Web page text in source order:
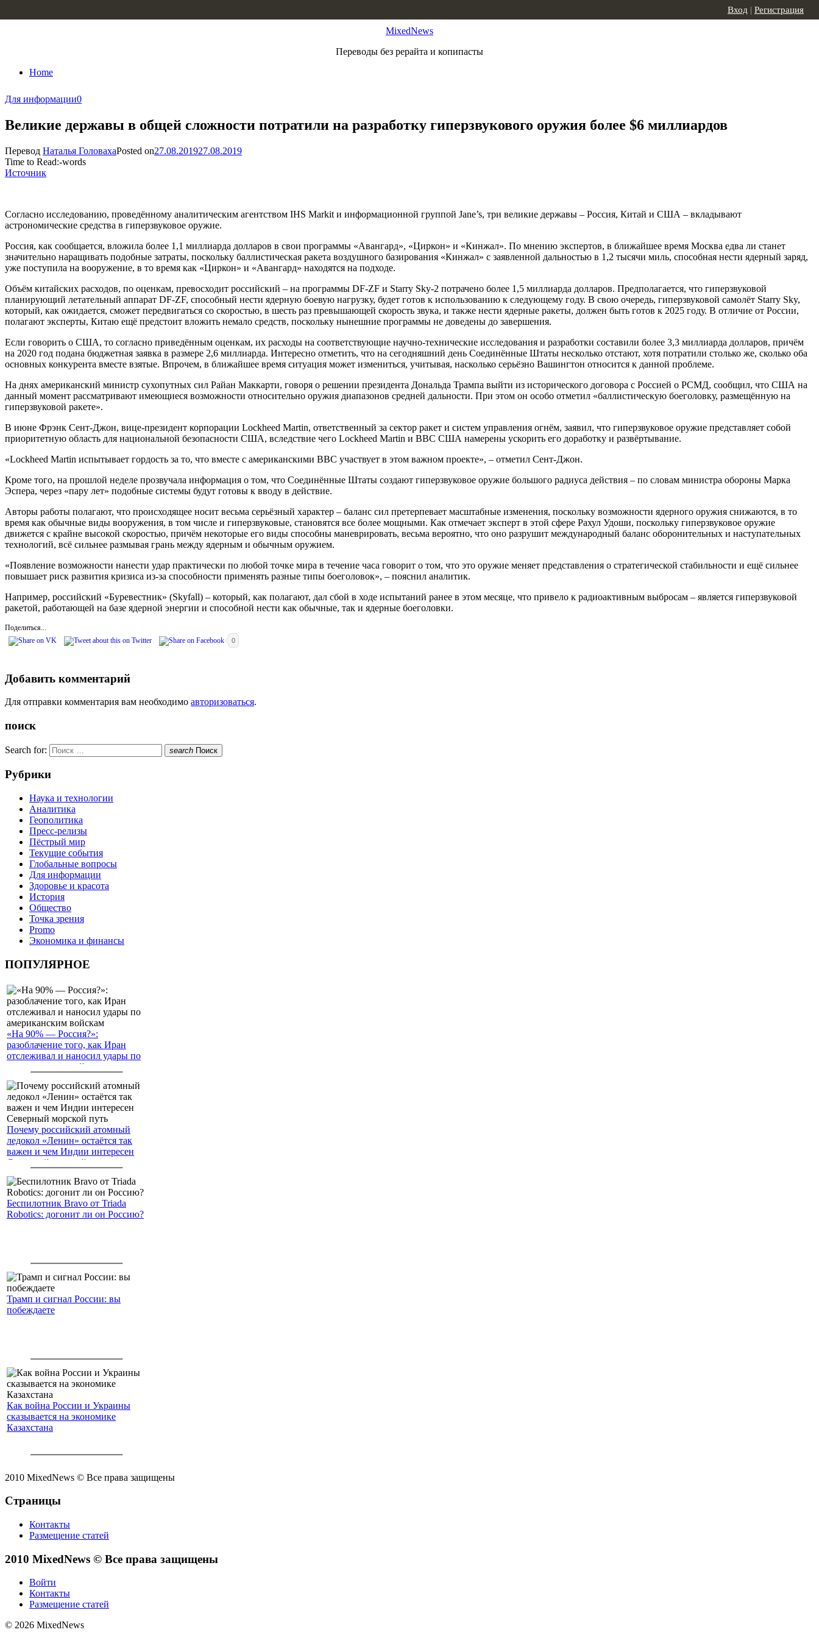
MixedNews
Переводы без рерайта и копипасты
Home
Вход | Регистрация
Для информации0
Великие державы в общей сложности потратили на разработку гиперзвукового оружия более $6 миллиардов
Перевод Наталья ГоловахаPosted on27.08.201927.08.2019
Time to Read:-words
Источник
Согласно исследованию, проведённому аналитическим агентством IHS Markit и информационной группой Jane’s, три великие державы – Россия, Китай и США – вкладывают
астрономические средства в гиперзвуковое оружие.
Россия, как сообщается, вложила более 1,1 миллиарда долларов в свои программы «Авангард», «Циркон» и «Кинжал». По мнению экспертов, в ближайшее время Москва едва ли станет
значительно наращивать подобные затраты, поскольку баллистическая ракета воздушного базирования «Кинжал» с заявленной дальностью в 1,2 тысячи миль, способная нести ядерный заряд,
уже поступила на вооружение, в то время как «Циркон» и «Авангард» находятся на подходе.
Объём китайских расходов, по оценкам, превосходит российский – на программы DF-ZF и Starry Sky-2 потрачено более 1,5 миллиарда долларов. Предполагается, что гиперзвуковой
планирующий летательный аппарат DF-ZF, способный нести ядерную боевую нагрузку, будет готов к использованию к следующему году. В свою очередь, гиперзвуковой самолёт Starry Sky,
который, как ожидается, сможет передвигаться со скоростью, в шесть раз превышающей скорость звука, и также нести ядерные ракеты, должен быть готов к 2025 году. В отличие от России,
полагают эксперты, Китаю ещё предстоит вложить немало средств, поскольку нынешние программы не доведены до завершения.
Если говорить о США, то согласно приведённым оценкам, их расходы на соответствующие научно-технические исследования и разработки составили более 3,3 миллиарда долларов, причём
на 2020 год подана бюджетная заявка в размере 2,6 миллиарда. Интересно отметить, что на сегодняшний день Соединённые Штаты несколько отстают, хотя потратили столько же, сколько оба
основных конкурента вместе взятые. Впрочем, в ближайшее время ситуация может измениться, учитывая, насколько серьёзно Вашингтон относится к данной проблеме.
На днях американский министр сухопутных сил Райан Маккарти, говоря о решении президента Дональда Трампа выйти из исторического договора с Россией о РСМД, сообщил, что США на
данный момент рассматривают имеющиеся возможности относительно оружия диапазонов средней дальности. При этом он особо отметил «баллистическую боеголовку, размещённую на
гиперзвуковой ракете».
В июне Фрэнк Сент-Джон, вице-президент корпорации Lockheed Martin, ответственный за сектор ракет и систем управления огнём, заявил, что гиперзвуковое оружие представляет собой
приоритетную область для национальной безопасности США, вследствие чего Lockheed Martin и ВВС США намерены ускорить его доработку и развёртывание.
«Lockheed Martin испытывает гордость за то, что вместе с американскими ВВС участвует в этом важном проекте», – отметил Сент-Джон.
Кроме того, на прошлой неделе прозвучала информация о том, что Соединённые Штаты создают гиперзвуковое оружие большого радиуса действия – по словам министра обороны Марка
Эспера, через «пару лет» подобные системы будут готовы к вводу в действие.
Авторы работы полагают, что происходящее носит весьма серьёзный характер – баланс сил претерпевает масштабные изменения, поскольку возможности ядерного оружия снижаются, в то
время как обычные виды вооружения, в том числе и гиперзвуковые, становятся все более мощными. Как отмечает эксперт в этой сфере Рахул Удоши, поскольку гиперзвуковое оружие
движется с крайне высокой скоростью, причём некоторые его виды способны маневрировать, весьма вероятно, что оно разрушит международный баланс оборонительных и наступательных
технологий, всё сильнее размывая грань между ядерным и обычным оружием.
«Появление возможности нанести удар практически по любой точке мира в течение часа говорит о том, что это оружие меняет представления о стратегической стабильности и ещё сильнее
повышает риск развития кризиса из-за способности применять разные типы боеголовок», – пояснил аналитик.
Например, российский «Буревестник» (Skyfall) – который, как полагают, дал сбой в ходе испытаний ранее в этом месяце, что привело к радиоактивным выбросам – является гиперзвуковой
ракетой, работающей на базе ядерной энергии и способной нести как обычные, так и ядерные боеголовки.
Поделиться...
0
Добавить комментарий
Для отправки комментария вам необходимо авторизоваться.
поиск
Search for: search Поиск
Рубрики
Наука и технологии
Аналитика
Геополитика
Пресс-релизы
Пёстрый мир
Текущие события
Глобальные вопросы
Для информации
Здоровье и красота
История
Общество
Точка зрения
Promo
Экономика и финансы
ПОПУЛЯРНОЕ
«На 90% — Россия?»:
разоблачение того, как Иран
отслеживал и наносил удары по
американским войскам
Почему российский атомный
ледокол «Ленин» остаётся так
важен и чем Индии интересен
Северный морской путь
Беспилотник Bravo от Triada
Robotics: догонит ли он Россию?
Трамп и сигнал России: вы
побеждаете
Как война России и Украины
сказывается на экономике
Казахстана
2010 MixedNews © Все права защищены
Страницы
Контакты
Размещение статей
2010 MixedNews © Все права защищены
Войти
Контакты
Размещение статей
© 2026 MixedNews